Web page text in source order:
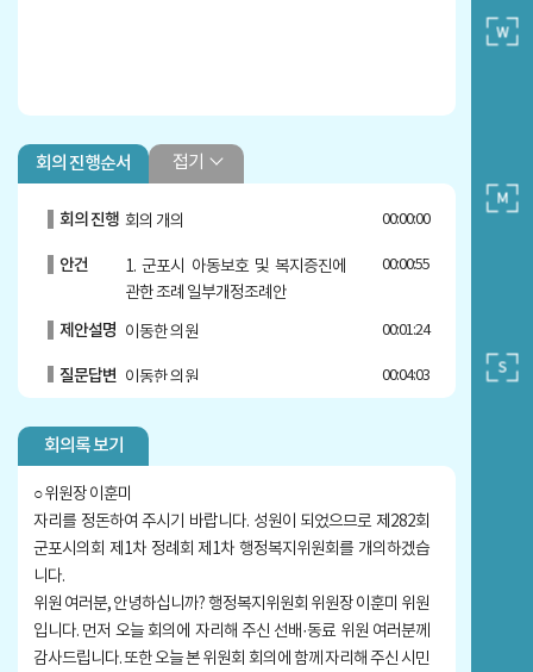
회의 진행순서 접기
회의 진행 회의 개의 00:00:00
안건
1. 군포시 아동보호 및 복지증진에
관한 조례 일부개정조례안
00:00:55
제안설명 이동한 의원 00:01:24
질문답변 이동한 의원 00:04:03
2. 군포시 이스포츠(전자스포츠) 진
제안설명 박상현 의원
질문답변 박상현 의원 00:07:52
안건
보호 등에 관한 조례 일부개정조례
안
4. 군포시 데이터 기반 행정 활성화
회의록 보기
○ 위원장 이훈미
자리를 정돈하여 주시기 바랍니다. 성원이 되었으므로 제282회
군포시의회 제1차 정례회 제1차 행정복지위원회를 개의하겠습
니다.
위원 여러분, 안녕하십니까? 행정복지위원회 위원장 이훈미 위원
입니다. 먼저 오늘 회의에 자리해 주신 선배·동료 위원 여러분께
감사드립니다. 또한 오늘 본 위원회 회의에 함께 자리해 주신 시민